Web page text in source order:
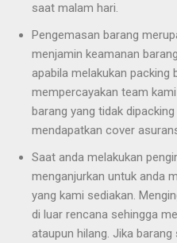
saat malam hari.
Pengemasan barang
menjamin keamanan
apabila melakukan packing
mempercayakan team
barang yang tidak
mendapatkan cover
Saat anda melakukan
menganjurkan untuk anda
yang kami sediakan.
di luar rencana sehingga
ataupun hilang. Jika